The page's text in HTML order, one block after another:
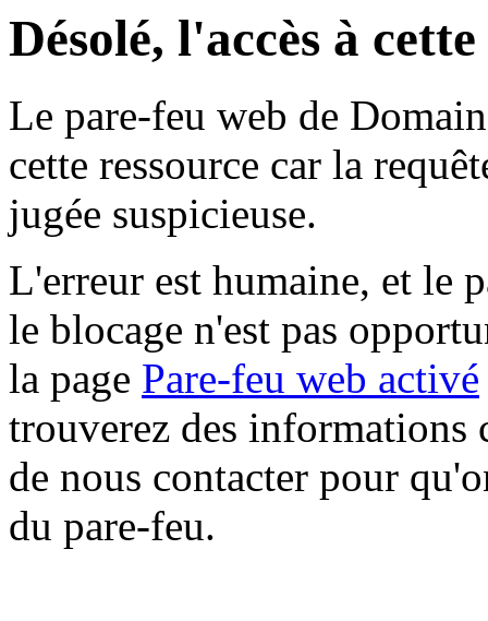
Désolé, l'accès à
Le pare-feu web de
cette ressource car la
jugée suspicieuse.
L'erreur est humaine, et le
le blocage n'est pas
la page Pare-feu web activé
trouverez des informations
de nous contacter pour
du pare-feu.